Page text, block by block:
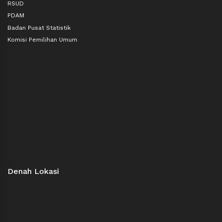
RSUD
PDAM
Badan Pusat Statistik
Komisi Pemilihan Umum
Denah Lokasi